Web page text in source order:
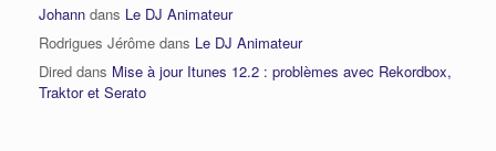
Johann dans Le DJ Animateur
Rodrigues Jérôme dans Le DJ Animateur
Dired dans Mise à jour Itunes 12.2 : problèmes avec Rekordbox,
Traktor et Serato